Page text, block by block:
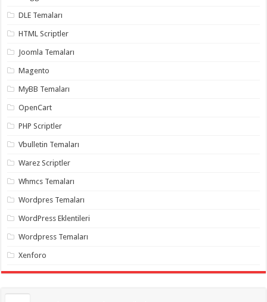
taşımacılık,
gaziantep
organizasyon
gaziantep
organizasyon,
gaziantep
organizasyon
gaziantep
gaziantep
gaziantep
gaziantep
twitter
hilesi ,
takipçi
instagram
hilesi ,
DLE Temaları
HTML Scriptler
Joomla Temaları
Magento
MyBB Temaları
OpenCart
PHP Scriptler
Vbulletin Temaları
Warez Scriptler
Whmcs Temaları
Wordpres Temaları
WordPress Eklentileri
Wordpress Temaları
Xenforo